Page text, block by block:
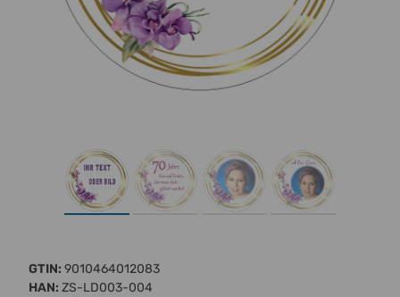
GTIN: 9010464012083
HAN: ZS-LD003-004